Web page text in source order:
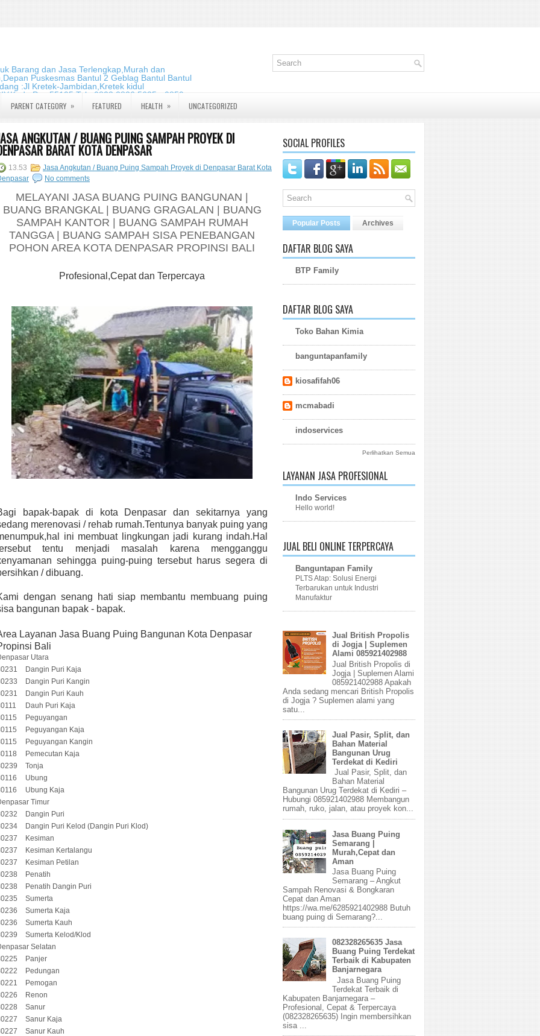
Barang dan Jasa Terlengkap,Murah dan
Puskesmas Bantul 2 Geblag Bantul Bantul
:Jl Kretek-Jambidan,Kretek kidul
Pos:55195 Telp:0823 2826 5635 - 0859
PARENT CATEGORY » FEATURED HEALTH » UNCATEGORIZED
ANGKUTAN / BUANG PUING SAMPAH PROYEK DI
BARAT KOTA DENPASAR
13.53
Jasa Angkutan / Buang Puing Sampah Proyek di Denpasar Barat Kota
No comments
MELAYANI JASA BUANG PUING BANGUNAN |
BUANG BRANGKAL | BUANG GRAGALAN | BUANG
SAMPAH KANTOR | BUANG SAMPAH RUMAH
TANGGA | BUANG SAMPAH SISA PENEBANGAN
POHON AREA KOTA DENPASAR PROPINSI BALI
Profesional,Cepat dan Terpercaya
bapak-bapak di kota Denpasar dan sekitarnya yang
merenovasi / rehab rumah.Tentunya banyak puing yang
ini membuat lingkungan jadi kurang indah.Hal
tentu menjadi masalah karena mengganggu
sehingga puing-puing tersebut harus segera di
/ dibuang.
dengan senang hati siap membantu membuang puing
bangunan bapak - bapak.
Layanan Jasa Buang Puing Bangunan Kota Denpasar
Bali
Utara
Dangin Puri Kaja
Dangin Puri Kangin
Dangin Puri Kauh
Dauh Puri Kaja
Peguyangan
Peguyangan Kaja
Peguyangan Kangin
Pemecutan Kaja
Tonja
Ubung
Ubung Kaja
Timur
Dangin Puri
Dangin Puri Kelod (Dangin Puri Klod)
Kesiman
Kesiman Kertalangu
Kesiman Petilan
Penatih
Penatih Dangin Puri
Sumerta
Sumerta Kaja
Sumerta Kauh
Sumerta Kelod/Klod
Selatan
Panjer
Pedungan
Pemogan
Renon
Sanur
Sanur Kaja
Sanur Kauh
SOCIAL PROFILES
Popular Posts Archives
DAFTAR BLOG SAYA
BTP Family
DAFTAR BLOG SAYA
Toko Bahan Kimia
banguntapanfamily
kiosafifah06
mcmabadi
indoservices
Perlihatkan Semua
LAYANAN JASA PROFESIONAL
Indo Services
Hello world!
JUAL BELI ONLINE TERPERCAYA
Banguntapan Family
PLTS Atap: Solusi Energi
Terbarukan untuk Industri
Manufaktur
Jual British Propolis
di Jogja | Suplemen
Alami 085921402988
Jual British Propolis di
Jogja | Suplemen Alami
085921402988 Apakah
Anda sedang mencari British Propolis
di Jogja ? Suplemen alami yang
satu...
Jual Pasir, Split, dan
Bahan Material
Bangunan Urug
Terdekat di Kediri
Jual Pasir, Split, dan
Bahan Material
Bangunan Urug Terdekat di Kediri –
Hubungi 085921402988 Membangun
rumah, ruko, jalan, atau proyek kon...
Jasa Buang Puing
Semarang |
Murah,Cepat dan
Aman
Jasa Buang Puing
Semarang – Angkut
Sampah Renovasi & Bongkaran
Cepat dan Aman
https://wa.me/6285921402988 Butuh
buang puing di Semarang?...
082328265635 Jasa
Buang Puing Terdekat
Terbaik di Kabupaten
Banjarnegara
Jasa Buang Puing
Terdekat Terbaik di
Kabupaten Banjarnegara –
Profesional, Cepat & Terpercaya
(082328265635) Ingin membersihkan
sisa ...